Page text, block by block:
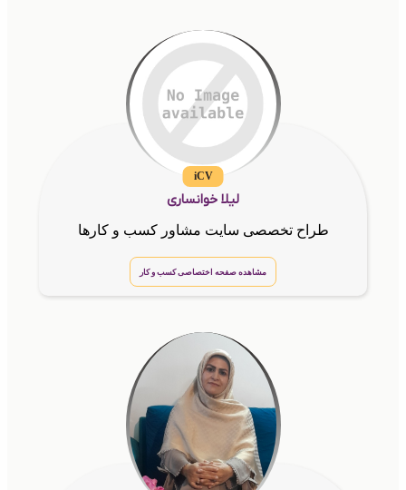
iCV
لیلا خوانساری
طراح تخصصی سایت مشاور کسب و کارها
مشاهده صفحه اختصاصی کسب و کار